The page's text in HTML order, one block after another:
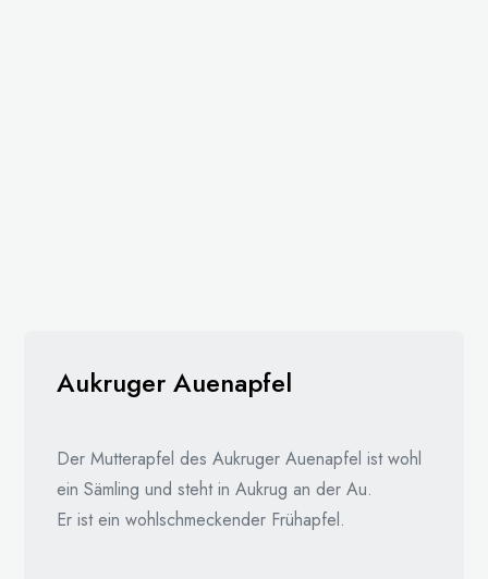
Aukruger Auenapfel
Der Mutterapfel des Aukruger Auenapfel ist wohl
ein Sämling und steht in Aukrug an der Au.
Er ist ein wohlschmeckender Frühapfel.